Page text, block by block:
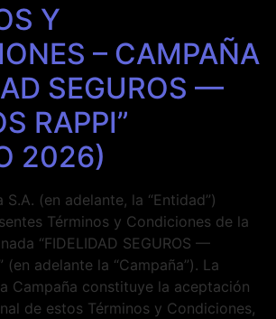
Y
– CAMPAÑA
SEGUROS —
RAPPI”
2026)
(en adelante, la “Entidad”)
Términos y Condiciones de la
“FIDELIDAD SEGUROS —
(en adelante la “Campaña”). La
Campaña constituye la aceptación
de estos Términos y Condiciones,